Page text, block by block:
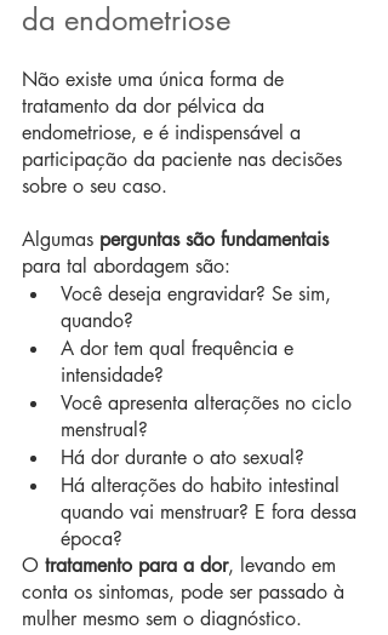
da endometriose
Não existe uma única forma de
tratamento da dor pélvica da
endometriose, e é indispensável a
participação da paciente nas decisões
sobre o seu caso.
Algumas perguntas são fundamentais
para tal abordagem são:
Você deseja engravidar? Se sim,
quando?
A dor tem qual frequência e
intensidade?
Você apresenta alterações no ciclo
menstrual?
Há dor durante o ato sexual?
Há alterações do habito intestinal
quando vai menstruar? E fora dessa
época?
O tratamento para a dor, levando em
conta os sintomas, pode ser passado à
mulher mesmo sem o diagnóstico.